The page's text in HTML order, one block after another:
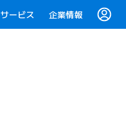
サービス 企業情報